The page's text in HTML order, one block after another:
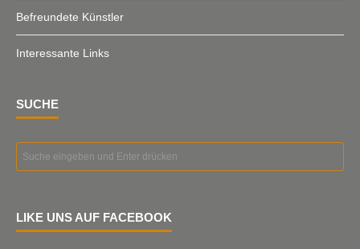
Befreundete Künstler
Interessante Links
SUCHE
LIKE UNS AUF FACEBOOK